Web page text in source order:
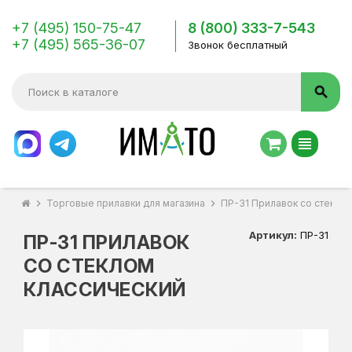
+7 (495) 150-75-47
+7 (495) 565-36-07
8 (800) 333-7-543
Звонок бесплатный
search
view_headline
chevron_right Торговые прилавки для магазина chevron_right ПР-31 Прилавок со
ПР-31 ПРИЛАВОК
СО СТЕКЛОМ
КЛАССИЧЕСКИЙ
Артикул: ПР-31